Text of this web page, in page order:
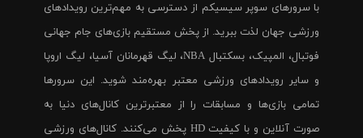
با سرورهای سوپر سیسیکم از دسترسی به مهم‌ترین رویدادهای
ورزشی جهان لذت ببرید. از پخش مستقیم بازی‌های جام جهانی
فوتبال، المپیک، بسکتبال NBA، لیگ قهرمانان آسیا، لیگ اروپا
و سایر رویدادهای ورزشی معتبر بهره‌مند شوید. این سرورها
تمامی بازی‌ها و مسابقات را از معتبرترین کانال‌های دنیا به
صورت آنلاین و با کیفیت HD پخش می‌کنند. کانال‌های ورزشی